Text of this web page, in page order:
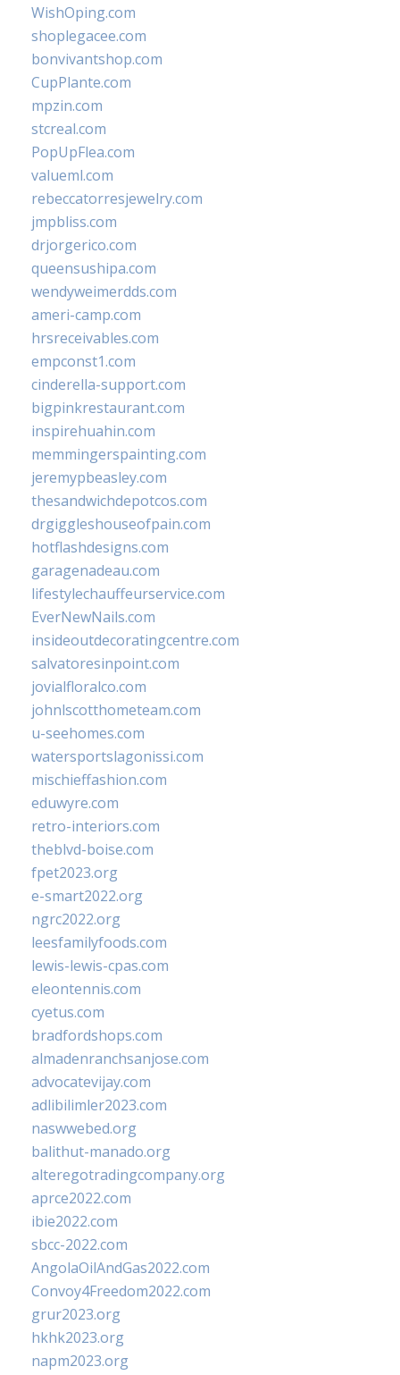
WishOping.com
shoplegacee.com
bonvivantshop.com
CupPlante.com
mpzin.com
stcreal.com
PopUpFlea.com
valueml.com
rebeccatorresjewelry.com
jmpbliss.com
drjorgerico.com
queensushipa.com
wendyweimerdds.com
ameri-camp.com
hrsreceivables.com
empconst1.com
cinderella-support.com
bigpinkrestaurant.com
inspirehuahin.com
memmingerspainting.com
jeremypbeasley.com
thesandwichdepotcos.com
drgiggleshouseofpain.com
hotflashdesigns.com
garagenadeau.com
lifestylechauffeurservice.com
EverNewNails.com
insideoutdecoratingcentre.com
salvatoresinpoint.com
jovialfloralco.com
johnlscotthometeam.com
u-seehomes.com
watersportslagonissi.com
mischieffashion.com
eduwyre.com
retro-interiors.com
theblvd-boise.com
fpet2023.org
e-smart2022.org
ngrc2022.org
leesfamilyfoods.com
lewis-lewis-cpas.com
eleontennis.com
cyetus.com
bradfordshops.com
almadenranchsanjose.com
advocatevijay.com
adlibilimler2023.com
naswwebed.org
balithut-manado.org
alteregotradingcompany.org
aprce2022.com
ibie2022.com
sbcc-2022.com
AngolaOilAndGas2022.com
Convoy4Freedom2022.com
grur2023.org
hkhk2023.org
napm2023.org